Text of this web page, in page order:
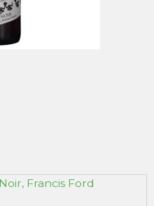
Francis Ford